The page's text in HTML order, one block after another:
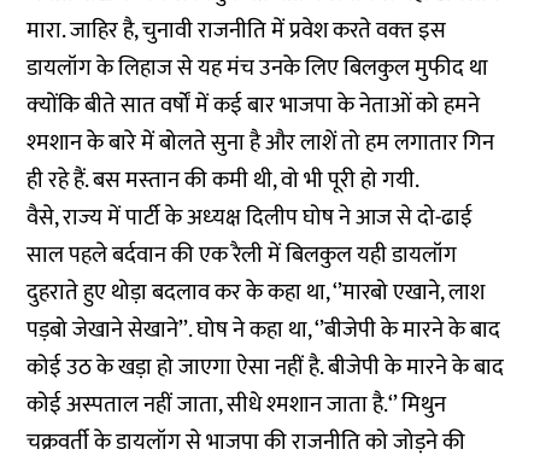
मारा. जाहिर है, चुनावी राजनीति में प्रवेश करते वक्‍त इस
डायलॉग के लिहाज से यह मंच उनके लिए बिलकुल मुफीद था
क्‍योंकि बीते सात वर्षों में कई बार भाजपा के नेताओं को हमने
श्‍मशान के बारे में बोलते सुना है और लाशें तो हम लगातार गिन
ही रहे हैं. बस मस्‍तान की कमी थी, वो भी पूरी हो गयी.
वैसे, राज्‍य में पार्टी के अध्‍यक्ष दिलीप घोष ने आज से दो-ढाई
साल पहले बर्दवान की एक रैली में बिलकुल यही डायलॉग
दुहराते हुए थोड़ा बदलाव कर के कहा था, ‘’मारबो एखाने, लाश
पड़बो जेखाने सेखाने’’. घोष ने कहा था, ‘’बीजेपी के मारने के बाद
कोई उठ के खड़ा हो जाएगा ऐसा नहीं है. बीजेपी के मारने के बाद
कोई अस्‍पताल नहीं जाता, सीधे श्‍मशान जाता है.‘’ मिथुन
चक्रवर्ती के डायलॉग से भाजपा की राजनीति को जोड़ने की